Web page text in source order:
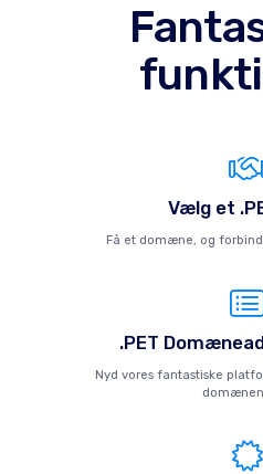
Vælg et
Få et domæne, og
.PET
Nyd vores fantastiske